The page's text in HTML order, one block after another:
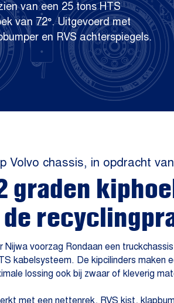
van een 25 tons HTS
van 72°. Uitgevoerd met
en RVS achterspiegels.
Volvo chassis, in opdracht
graden
de
Nijwa voorzag Rondaan een
kabelsysteem. De kipcilinders maken
lossing ook bij zwaar of kleverig